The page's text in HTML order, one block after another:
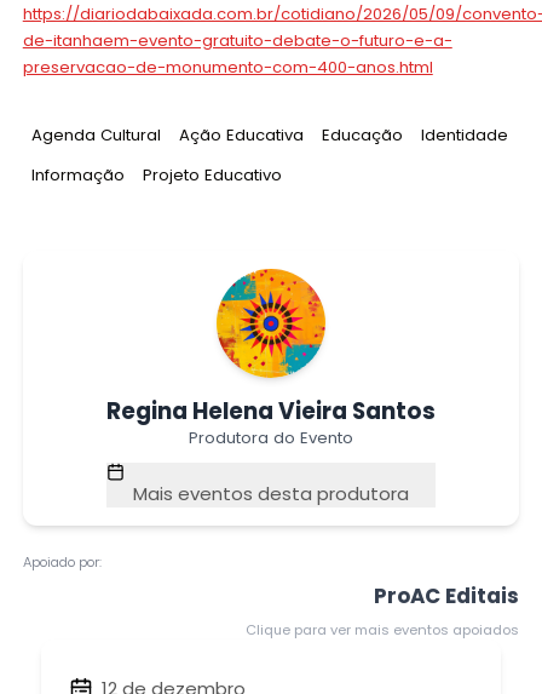
https://diariodabaixada.com.br/cotidiano/2026/05/09/
de-itanhaem-evento-gratuito-debate-o-futuro-e-a-
preservacao-de-monumento-com-400-anos.html
Tag:
Agenda Cultural Tag:
Ação Educativa Tag:
Educação Tag:
Identidade
Tag:
Informação Tag:
Projeto Educativo
Regina Helena Vieira Santos
Produtora do Evento
Mais eventos desta produtora
Apoiado por:
ProAC Editais
Clique para ver mais eventos apoiados
12 de dezembro